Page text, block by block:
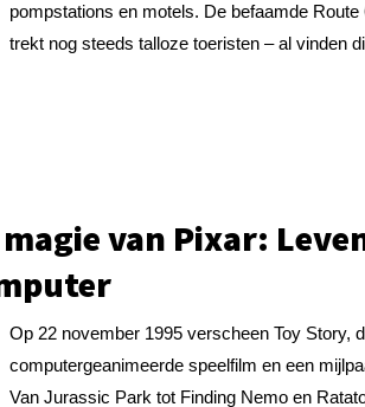
pompstations en motels. De befaamde
trekt nog steeds talloze toeristen – al vinden
magie van Pixar:
Op 22 november 1995 verscheen Toy Story,
computergeanimeerde speelfilm en een
Van Jurassic Park tot Finding Nemo en